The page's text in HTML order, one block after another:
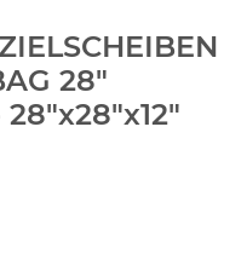
28"
28"x28"x12"